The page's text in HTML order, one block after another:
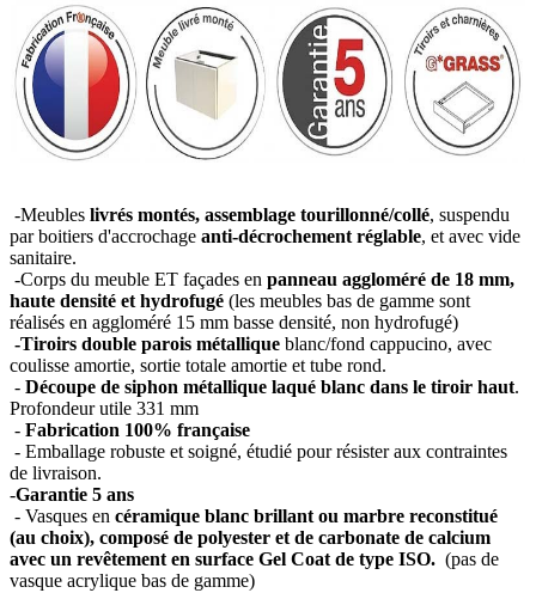
-Meubles livrés montés, assemblage tourillonné/collé, suspendu
par boitiers d'accrochage anti-décrochement réglable, et avec vide
sanitaire.
-Corps du meuble ET façades en panneau aggloméré de 18 mm,
haute densité et hydrofugé (les meubles bas de gamme sont
réalisés en aggloméré 15 mm basse densité, non hydrofugé)
-Tiroirs double parois métallique blanc/fond cappucino, avec
coulisse amortie, sortie totale amortie et tube rond.
- Découpe de siphon métallique laqué blanc dans le tiroir haut.
Profondeur utile 331 mm
- Fabrication 100% française
- Emballage robuste et soigné, étudié pour résister aux contraintes
de livraison.
-Garantie 5 ans
- Vasques en céramique blanc brillant ou marbre reconstitué
(au choix), composé de polyester et de carbonate de calcium
avec un revêtement en surface Gel Coat de type ISO. (pas de
vasque acrylique bas de gamme)